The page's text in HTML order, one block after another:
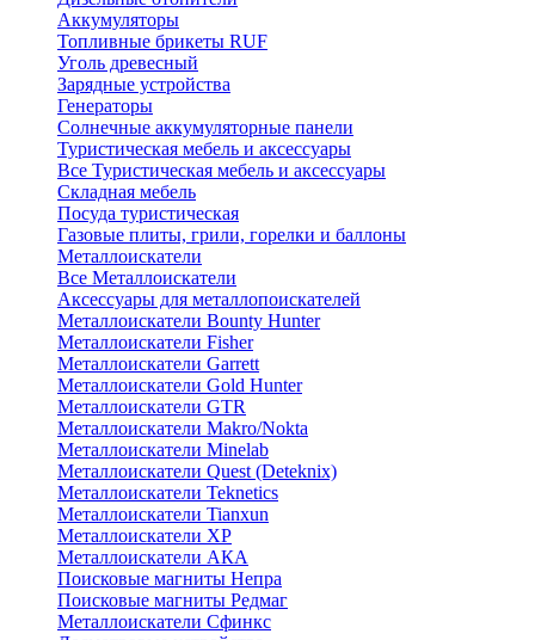
Аккумуляторы
Топливные брикеты RUF
Уголь древесный
Зарядные устройства
Генераторы
Солнечные аккумуляторные панели
Туристическая мебель и аксессуары
Все Туристическая мебель и аксессуары
Складная мебель
Посуда туристическая
Газовые плиты, грили, горелки и баллоны
Металлоискатели
Все Металлоискатели
Аксессуары для металлопоискателей
Металлоискатели Bounty Hunter
Металлоискатели Fisher
Металлоискатели Garrett
Металлоискатели Gold Hunter
Металлоискатели GTR
Металлоискатели Makro/Nokta
Металлоискатели Minelab
Металлоискатели Quest (Deteknix)
Металлоискатели Teknetics
Металлоискатели Tianxun
Металлоискатели XP
Металлоискатели АКА
Поисковые магниты Непра
Поисковые магниты Редмаг
Металлоискатели Сфинкс